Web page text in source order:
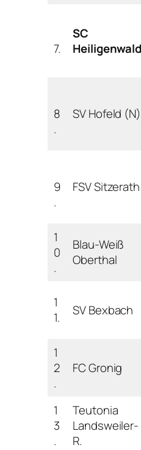
7.
SC
Heiligenwald
8
.
SV Hofeld (N)
9
.
FSV Sitzerath
1
0
.
Blau-Weiß
Oberthal
1
1.
SV Bexbach
1
2
.
FC Gronig
1
3
.
Teutonia
Landsweiler-
R.